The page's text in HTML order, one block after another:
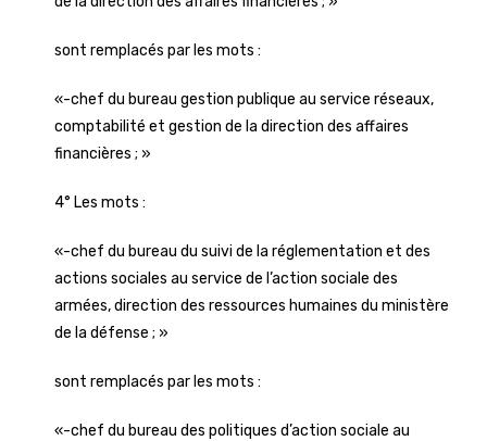
sont remplacés par les mots :
«-chef du bureau gestion publique au service réseaux,
comptabilité et gestion de la direction des affaires
financières ; »
4° Les mots :
«-chef du bureau du suivi de la réglementation et des
actions sociales au service de l’action sociale des
armées, direction des ressources humaines du ministère
de la défense ; »
sont remplacés par les mots :
«-chef du bureau des politiques d’action sociale au